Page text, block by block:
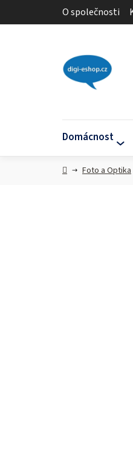
O společnosti
Domácnost
DomůFoto a Optika